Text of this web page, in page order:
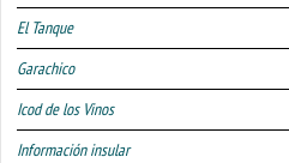
El Tanque
Garachico
Icod de los Vinos
Información insular